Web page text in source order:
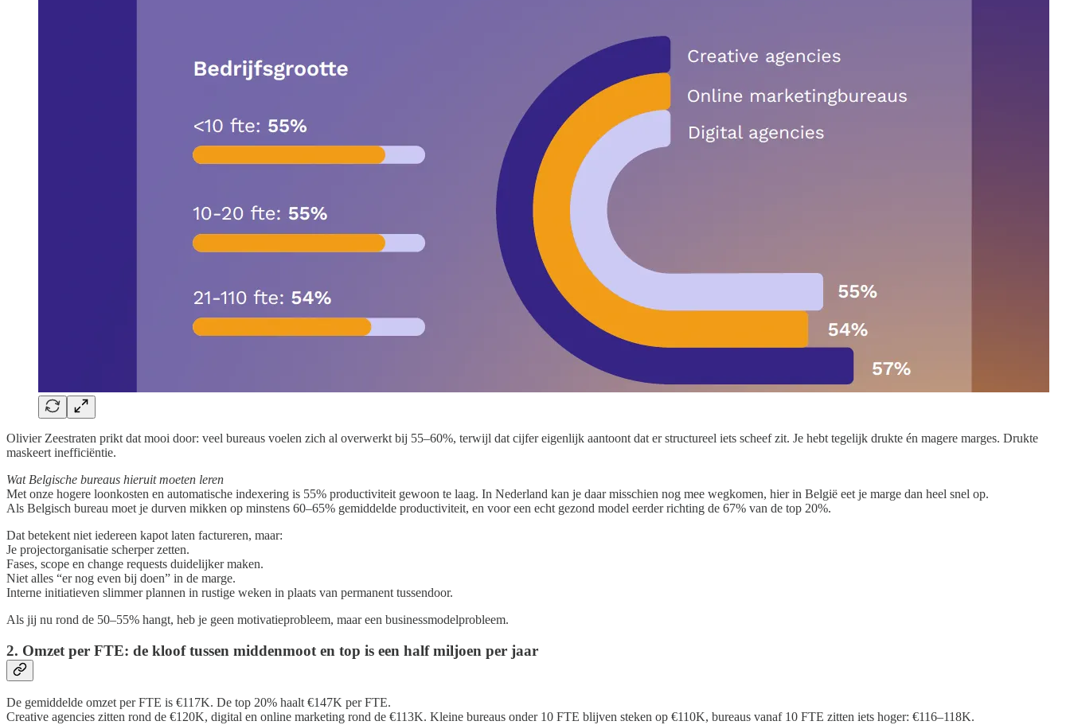
Olivier Zeestraten prikt dat mooi door: veel bureaus voelen zich al overwerkt bij 55–60%, terwijl dat cijfer eigenlijk aantoont dat er structureel iets scheef zit. Je hebt tegelijk drukte én magere marges. Drukte
maskeert inefficiëntie.
Wat Belgische bureaus hieruit moeten leren
Met onze hogere loonkosten en automatische indexering is 55% productiviteit gewoon te laag. In Nederland kan je daar misschien nog mee wegkomen, hier in België eet je marge dan heel snel op.
Als Belgisch bureau moet je durven mikken op minstens 60–65% gemiddelde productiviteit, en voor een echt gezond model eerder richting de 67% van de top 20%.
Dat betekent niet iedereen kapot laten factureren, maar:
Je projectorganisatie scherper zetten.
Fases, scope en change requests duidelijker maken.
Niet alles “er nog even bij doen” in de marge.
Interne initiatieven slimmer plannen in rustige weken in plaats van permanent tussendoor.
Als jij nu rond de 50–55% hangt, heb je geen motivatieprobleem, maar een businessmodelprobleem.
2. Omzet per FTE: de kloof tussen middenmoot en top is een half miljoen per jaar
De gemiddelde omzet per FTE is €117K. De top 20% haalt €147K per FTE.
Creative agencies zitten rond de €120K, digital en online marketing rond de €113K. Kleine bureaus onder 10 FTE blijven steken op €110K, bureaus vanaf 10 FTE zitten iets hoger: €116–118K.